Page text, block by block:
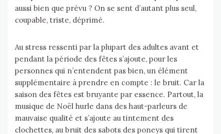
aussi bien que prévu ? On se sent d’autant plus seul,
coupable, triste, déprimé.
Au stress ressenti par la plupart des adultes avant et
pendant la période des fêtes s’ajoute, pour les
personnes qui n’entendent pas bien, un élément
supplémentaire à prendre en compte : le bruit. Car la
saison des fêtes est bruyante par essence. Partout, la
musique de Noël hurle dans des haut-parleurs de
mauvaise qualité et s’ajoute au tintement des
clochettes, au bruit des sabots des poneys qui tirent